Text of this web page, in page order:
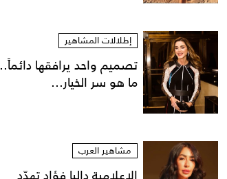
إطلالات المشاهير
تصميم واحد يرافقها دائماً..
ما هو سر الخيار...
مشاهير العرب